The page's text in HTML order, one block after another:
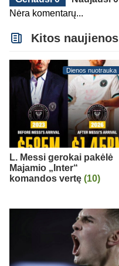
Nėra komentarų...
Kitos naujienos
Dienos nuotrauka
L. Messi gerokai pakėlė
Majamio „Inter“
komandos vertę (10)